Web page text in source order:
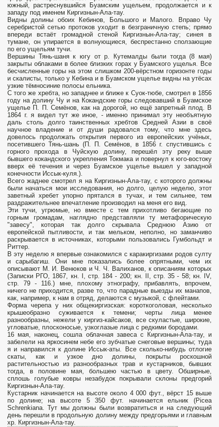
южный, растреснувшийся Буамским ущельем, продолжается и к
западу под именем Киргизнын-Ала-тау.
Видны долины обоих Кебинов, Большого и Малого. Вправо Чу
серебристой сетью протоков уходит в безграничную степь; прямо
впереди встаёт громадной стеной Киргизнын-Ала-тау; синея в
тумане, он упирается в волнующиеся, беспрестанно сползающие
по его ущельям тучи.
Вершины Тянь-шаня к югу от р. Кутемалды были тогда (8 мая)
закрыты облаками в более близких горах у Буамского ущелья. Все
бесчисленные горы на этом слишком 200-вёрстном горизонте годы
и скалисты, только у Кебина и в Буамском ущелье видны на утёсах
узкие тёмносиние полосы ельника.
С того же хребта, но западнее и ближе к Суок-тюбе, смотрел в 1856
году на долину Чу и на Кокандские горы следовавший в Буамское
ущелье П. П. Семёнов, как на дорогой, но ещё запретный плод. В
1864 г. я видел тут же иное, - именно принимал эту необъятную
даль столь долго таинственных хребтов Средней Азии в своё
научное владение и от души радовался тому, что мне здесь
довелось продолжать открытия первого из европейских учёных,
посетившего Тянь-шань (П. П. Семёнов, в 1856 г. спустившись с
горного прохода в Чуйскую долину, перешёл эту реку выше
бывшего кокандского укрепления Токмака и повернул к юго-востоку
вверх её течения и через Буамское ущелье вышел у западной
конечности Иссык-куля.).
Всего жаднее смотрел я на Киргизнын-Ала-тау, с которого должны
были начаться мои исследования, но долго, целую неделю, этот
заветный хребет упорно прятался в тучах, и тем сильнее, тем
раздражительнее впечатление производил на меня его вид.
Эти тучи, угрюмые, но вместе с тем прихотливо бегающие по
горным громадам, наглядно представляли ту метафорическую
"завесу", которая так долго скрывала Среднюю Азию от
европейской пытливости, и так мельком, неполно, но заманчиво
раскрывается в источниках, которыми пользовались Гумбольдт и
Риттер.
В эту неделю я впервые ознакомился с каракиргизами родов султу
и сарыбагиш. Они мне показались более опрятными, чем их
описывают М. И. Венюков и Ч. Ч. Валиханов, к описаниям которых
(Записки РГО, 1867, кн. I, стр. 184 - 200; кн. II, стр. 35 - 58; кн. IV,
стр. 79 - 116.) мне, плохому этнографу, прибавлять, впрочем,
ничего не приходится, разве то, что парадные выезды их манапов,
как, например, к нам в отряд, делаются с музыкой, с флейтами.
Форма черепа у них общекиргизская: короткоголовая, несколько
крышеобразно суживается к темени; черты лица менее
разнообразны, нежели у киргиз-кайсаков, все скуластые, широкие,
угловатые, плосконосые, узкоглазые лица с редкими бородами.
16 мая, наконец, сошла облачная завеса с Киргизнын-Ала-тау, и
забелели на яркосинем небе его зубчатые снеговые вершины; туда
я и направился к долине Иссык-аты. Все сколько-нибудь отлогие
скаты, как и узкое дно долины, покрыты роскошной
растительностью из разнообразных трав и кустарников, бывших
тогда, в половине мая, большею частью в цвету. Обширные,
сплошь голубые ковры незабудок покрывали склоны предгорий
Киргизнын-Ала-тау.
Кустарник начинается на высоте около 4 000 фут., вёрст 15 выше
по долине; на высоте 5 350 фут. начинается ельник (Picea
Schrenkiana. Тут мы должны были возвратиться и на следующий
день перешли в продольную долину между предгорьями и главным
хр. Киргизнын-Ала-тау.